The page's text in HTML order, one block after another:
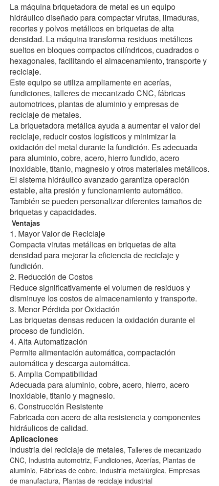
La máquina briquetadora de metal es un equipo
hidráulico diseñado para compactar virutas, limaduras,
recortes y polvos metálicos en briquetas de alta
densidad. La máquina transforma residuos metálicos
sueltos en bloques compactos cilíndricos, cuadrados o
hexagonales, facilitando el almacenamiento, transporte y
reciclaje.
Este equipo se utiliza ampliamente en acerías,
fundiciones, talleres de mecanizado CNC, fábricas
automotrices, plantas de aluminio y empresas de
reciclaje de metales.
La briquetadora metálica ayuda a aumentar el valor del
reciclaje, reducir costos logísticos y minimizar la
oxidación del metal durante la fundición. Es adecuada
para aluminio, cobre, acero, hierro fundido, acero
inoxidable, titanio, magnesio y otros materiales metálicos.
El sistema hidráulico avanzado garantiza operación
estable, alta presión y funcionamiento automático.
También se pueden personalizar diferentes tamaños de
briquetas y capacidades.
Ventajas
1. Mayor Valor de Reciclaje
Compacta virutas metálicas en briquetas de alta
densidad para mejorar la eficiencia de reciclaje y
fundición.
2. Reducción de Costos
Reduce significativamente el volumen de residuos y
disminuye los costos de almacenamiento y transporte.
3. Menor Pérdida por Oxidación
Las briquetas densas reducen la oxidación durante el
proceso de fundición.
4. Alta Automatización
Permite alimentación automática, compactación
automática y descarga automática.
5. Amplia Compatibilidad
Adecuada para aluminio, cobre, acero, hierro, acero
inoxidable, titanio y magnesio.
6. Construcción Resistente
Fabricada con acero de alta resistencia y componentes
hidráulicos de calidad.
Aplicaciones
Industria del reciclaje de metales, Talleres de mecanizado
CNC, Industria automotriz, Fundiciones, Acerías, Plantas de
aluminio, Fábricas de cobre, Industria metalúrgica, Empresas
de manufactura, Plantas de reciclaje industrial